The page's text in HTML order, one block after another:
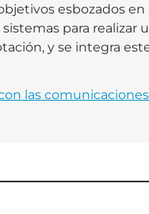
esbozados
para realizar
y se integra
las